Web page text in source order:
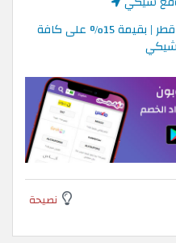
العودة إلى كود خصم Chicy قطر | بقيمة 15% على كافة
نصيحة